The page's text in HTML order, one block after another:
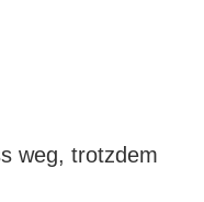
weg, trotzdem